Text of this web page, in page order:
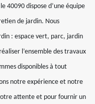
40090 dispose d’une équipe
de jardin. Nous
: espace vert, parc, jardin
l’ensemble des travaux
disponibles à tout
notre expérience et notre
attente et pour fournir un